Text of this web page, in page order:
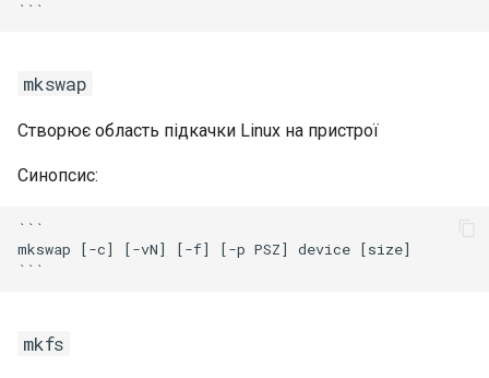
mkswap
Створює область підкачки Linux на пристрої
Синопсис:
```
mkswap [-c] [-vN] [-f] [-p PSZ] device [size]
mkfs